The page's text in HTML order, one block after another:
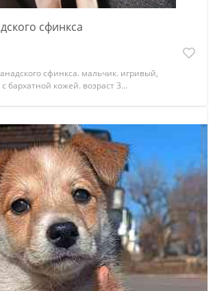
сфинкса
сфинкса. мальчик. игривый,
бархатной кожей. возраст 3...